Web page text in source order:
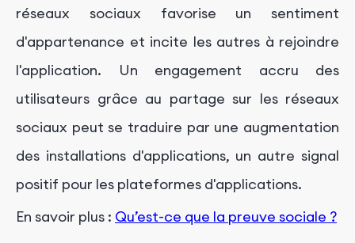
réseaux sociaux favorise un sentiment
d'appartenance et incite les autres à rejoindre
l'application. Un engagement accru des
utilisateurs grâce au partage sur les réseaux
sociaux peut se traduire par une augmentation
des installations d'applications, un autre signal
positif pour les plateformes d'applications.
En savoir plus : Qu’est-ce que la preuve sociale ?